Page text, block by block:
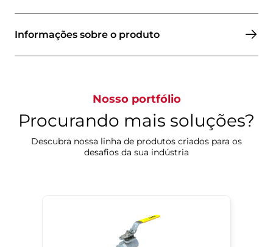
Informações sobre o produto
Nosso portfólio
Procurando mais soluções?
Descubra nossa linha de produtos criados para os
desafios da sua indústria